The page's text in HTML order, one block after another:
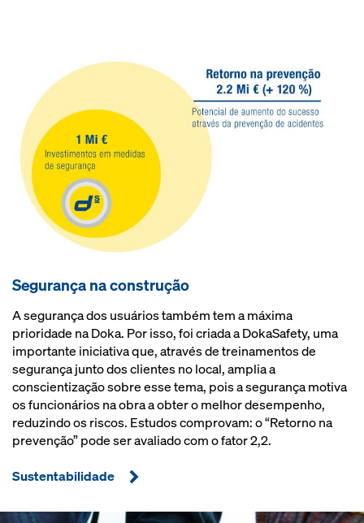
Segurança na construção
A segurança dos usuários também tem a máxima
prioridade na Doka. Por isso, foi criada a DokaSafety, uma
importante iniciativa que, através de treinamentos de
segurança junto dos clientes no local, amplia a
conscientização sobre esse tema, pois a segurança motiva
os funcionários na obra a obter o melhor desempenho,
reduzindo os riscos. Estudos comprovam: o “Retorno na
prevenção” pode ser avaliado com o fator 2,2.
Sustentabilidade